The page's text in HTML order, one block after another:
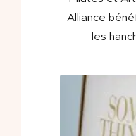
Alliance
les